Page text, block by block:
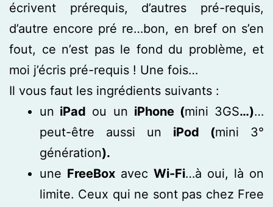
écrivent prérequis, d’autres pré-requis,
d’autre encore pré re…bon, en bref on s’en
fout, ce n’est pas le fond du problème, et
moi j’écris pré-requis ! Une fois…
Il vous faut les ingrédients suivants :
un iPad ou un iPhone (mini 3GS…)…
peut-être aussi un iPod (mini 3°
génération).
une FreeBox avec Wi-Fi…à oui, là on
limite. Ceux qui ne sont pas chez Free